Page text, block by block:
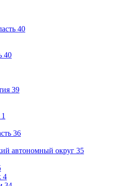
40
40
39
1
36
автономный округ 35
4